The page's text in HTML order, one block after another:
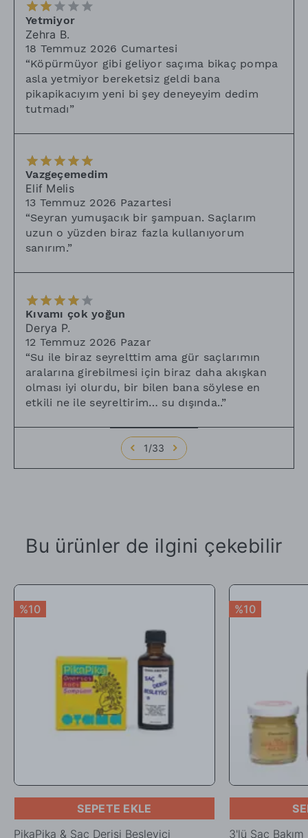
Yetmiyor
Zehra B.
18 Temmuz 2026 Cumartesi
“Köpürmüyor gibi geliyor saçıma bikaç pompa
asla yetmiyor bereketsiz geldi bana
pikapikacıyım yeni bi şey deneyeyim dedim
tutmadı”
Vazgeçemedim
Elif Melis
13 Temmuz 2026 Pazartesi
“Seyran yumuşacık bir şampuan. Saçlarım
uzun o yüzden biraz fazla kullanıyorum
sanırım.”
Kıvamı çok yoğun
Derya P.
12 Temmuz 2026 Pazar
“Su ile biraz seyrelttim ama gür saçlarımın
aralarına girebilmesi için biraz daha akışkan
olması iyi olurdu, bir bilen bana söylese en
etkili ne ile seyreltirim… su dışında..”
1/33
Bu ürünler de ilgini çekebilir
%10
SEPETE EKLE
PikaPika & Saç Derisi Besleyici
%10
3'lü Saç